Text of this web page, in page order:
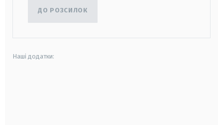
ДО РОЗСИЛОК
Наші додатки: